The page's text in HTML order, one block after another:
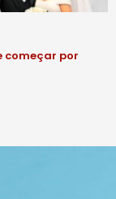
começar por